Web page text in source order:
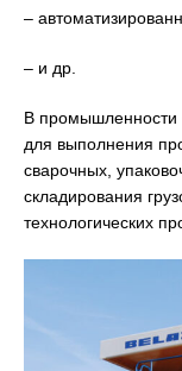
–
– и др.
В промышленности
для выполнения
сварочных,
складирования
технологических